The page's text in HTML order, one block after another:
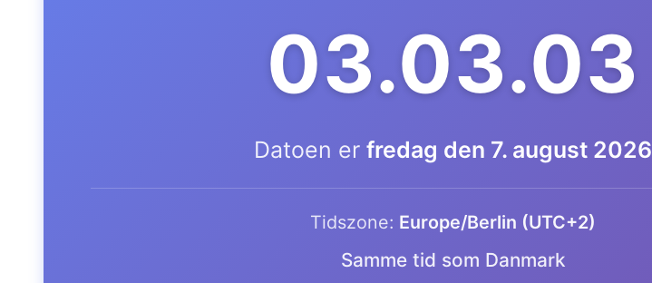
03.03.03
Datoen er fredag den 7. august 2026
Tidszone: Europe/Berlin (UTC+2)
Samme tid som Danmark